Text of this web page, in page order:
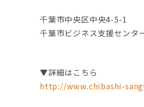
千葉市中央区中央4-5-1
千葉市ビジネス支援センタ
▼詳細はこちら
http://www.chibashi-